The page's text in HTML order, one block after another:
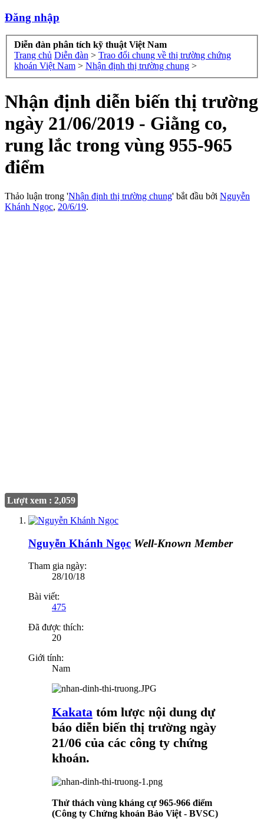
Đăng nhập
Diễn đàn phân tích kỹ thuật Việt Nam
Trang chủ Diễn đàn > Trao đổi chung về thị trường chứng
khoán Việt Nam > Nhận định thị trường chung >
Nhận định diễn biến thị trường
ngày 21/06/2019 - Giằng co,
rung lắc trong vùng 955-965
điểm
Thảo luận trong 'Nhận định thị trường chung' bắt đầu bởi Nguyễn
Khánh Ngọc, 20/6/19.
Lượt xem : 2,059
Nguyễn Khánh Ngọc Well-Known Member
Tham gia ngày:
28/10/18
Bài viết:
475
Đã được thích:
20
Giới tính:
Nam
Kakata tóm lược nội dung dự
báo diễn biến thị trường ngày
21/06 của các công ty chứng
khoán.
Thử thách vùng kháng cự 965-966 điểm
(Công ty Chứng khoán Bảo Việt - BVSC)